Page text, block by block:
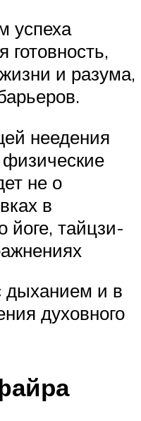
успеха
готовность,
и разума,
неедения
физические
не о
в
йоге, тайцзи-
дыханием и в
духовного